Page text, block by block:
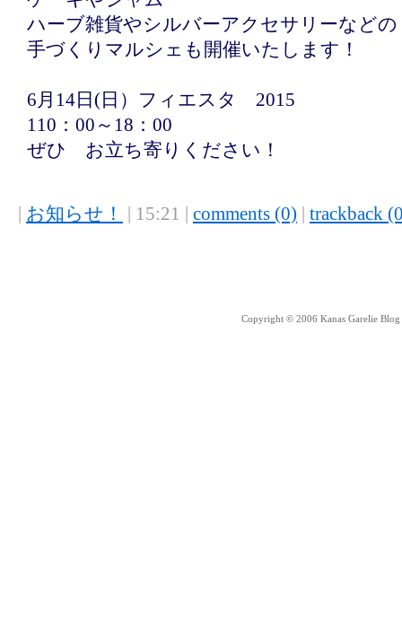
ハーブ雑貨やシルバーアクセサリーなどの
手づくりマルシェも開催いたします！
6月14日(日）フィエスタ 2015
110：00～18：00
ぜひ お立ち寄りください！
お知らせ！ | 15:21 | comments (0) trackback
Copyright © 2006 Kanas Garelie